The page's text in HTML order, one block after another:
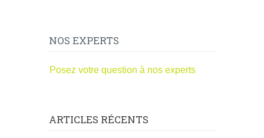
NOS EXPERTS
Posez votre question à nos experts
ARTICLES RÉCENTS